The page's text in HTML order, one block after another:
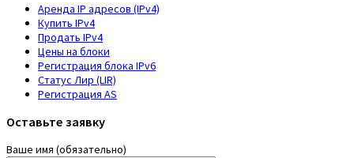
Аренда IP адресов (IPv4)
Купить IPv4
Продать IPv4
Цены на блоки
Регистрация блока IPv6
Статус Лир (LIR)
Регистрация AS
Оставьте заявку
Ваше имя (обязательно)